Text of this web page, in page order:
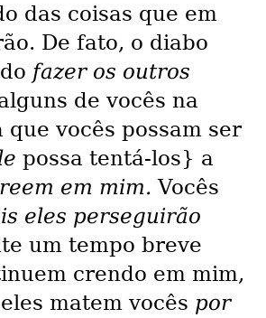
das coisas que em
De fato, o diabo
fazer os outros
de vocês na
que vocês possam ser
possa tentá-los} a
em mim.Vocês
eles perseguirão
um tempo breve
crendo em mim,
eles matem vocês por